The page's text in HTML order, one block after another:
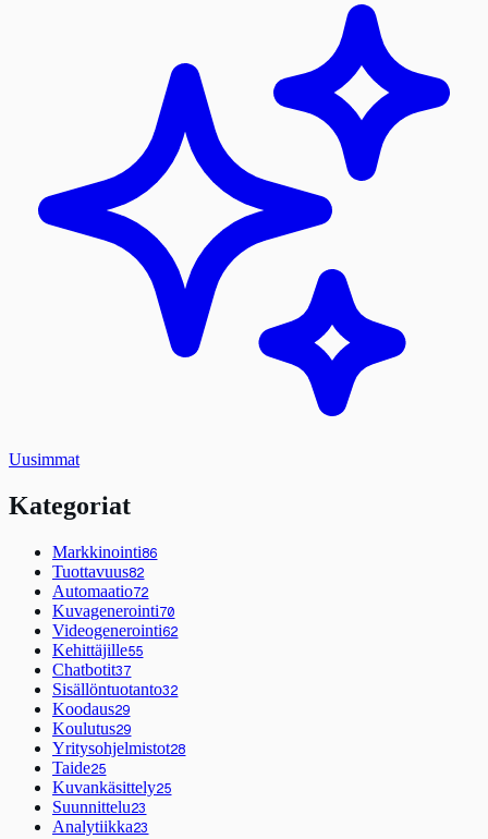
Uusimmat
Kategoriat
Markkinointi86
Tuottavuus82
Automaatio72
Kuvagenerointi70
Videogenerointi62
Kehittäjille55
Chatbotit37
Sisällöntuotanto32
Koodaus29
Koulutus29
Yritysohjelmistot28
Taide25
Kuvankäsittely25
Suunnittelu23
Analytiikka23